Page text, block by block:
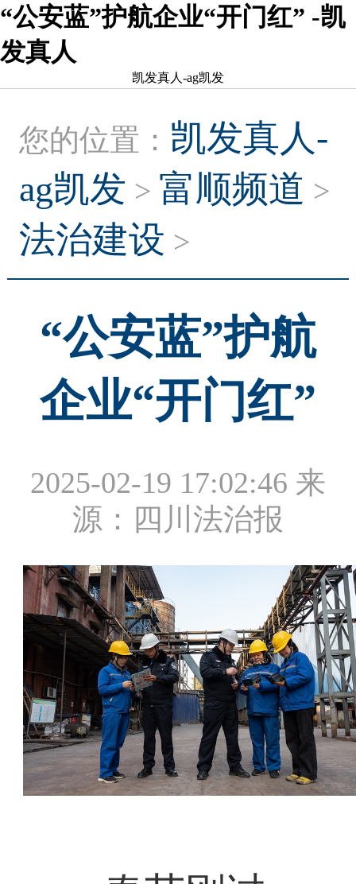
“公安蓝”护航企业“开门红” -凯
发真人
凯发真人-ag凯发
您的位置： 凯发真人-
ag凯发 > 富顺频道 >
法治建设 >
“公安蓝”护航
企业“开门红”
2025-02-19 17:02:46 来
源：四川法治报